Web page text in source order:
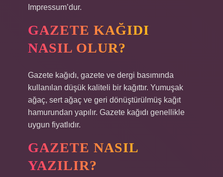
Impressum’dur.
GAZETE KAĞIDI
NASIL OLUR?
Gazete kağıdı, gazete ve dergi basımında
kullanılan düşük kaliteli bir kağıttır. Yumuşak
ağaç, sert ağaç ve geri dönüştürülmüş kağıt
hamurundan yapılır. Gazete kağıdı genellikle
uygun fiyatlıdır.
GAZETE NASIL
YAZILIR?